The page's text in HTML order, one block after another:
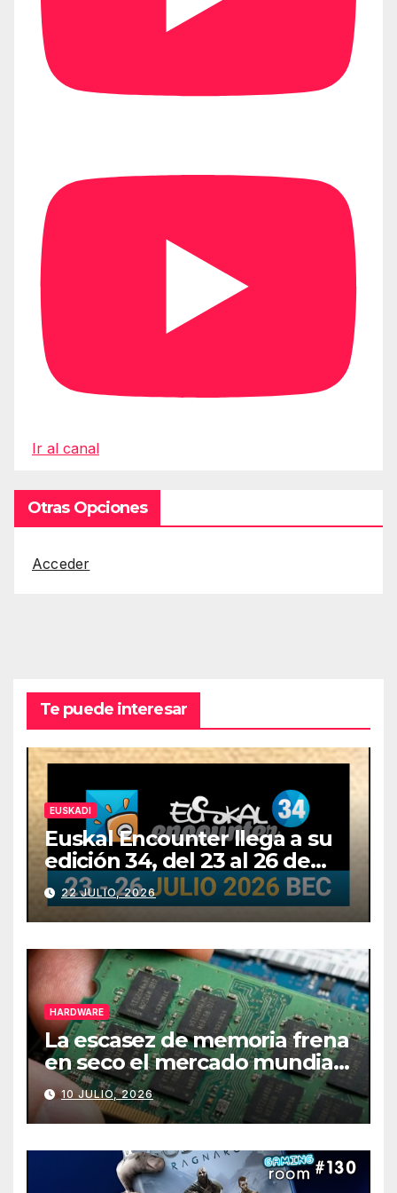
Ir al canal
Otras Opciones
Acceder
Te puede interesar
EUSKADI
Euskal Encounter llega a su
edición 34, del 23 al 26 de
julio
22 JULIO, 2026
HARDWARE
La escasez de memoria frena
en seco el mercado mundial
de PCs
10 JULIO, 2026